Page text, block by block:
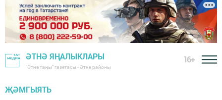
ӘТНӘ ЯҢАЛЫКЛАРЫ
"Әтнә таңы" газетасы - Әтнә районы
16+
ҖӘМГЫЯТЬ